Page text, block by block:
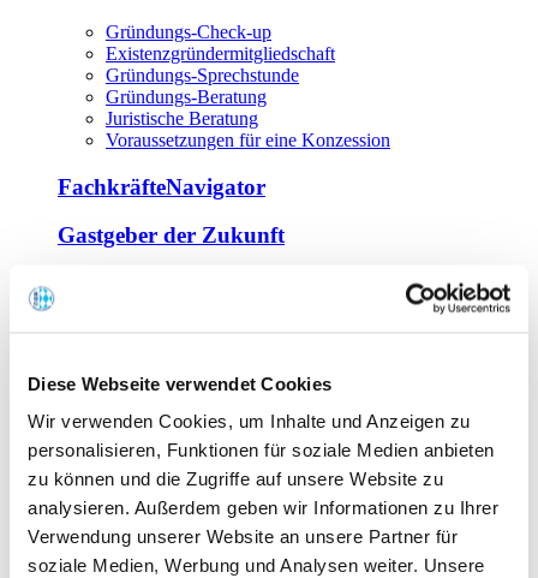
Diese Webseite verwendet Cookies
Wir verwenden Cookies, um Inhalte und Anzeigen zu
personalisieren, Funktionen für soziale Medien anbieten
zu können und die Zugriffe auf unsere Website zu
analysieren. Außerdem geben wir Informationen zu Ihrer
Verwendung unserer Website an unsere Partner für
soziale Medien, Werbung und Analysen weiter. Unsere
Gründungs-Check-up
Existenzgründermitgliedschaft
Gründungs-Sprechstunde
Gründungs-Beratung
Juristische Beratung
Voraussetzungen für eine Konzession
FachkräfteNavigator
Gastgeber der Zukunft
Offene Seminare
Tagen im Palais
Wirte-und Unternehmerbrief
Lernplattform BOUNTI
Partner
Branchennahe Organisationen